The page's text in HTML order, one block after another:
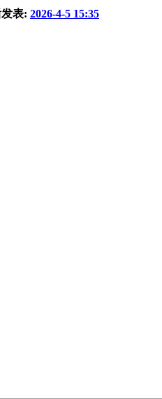
表: 2026-4-5 15:35